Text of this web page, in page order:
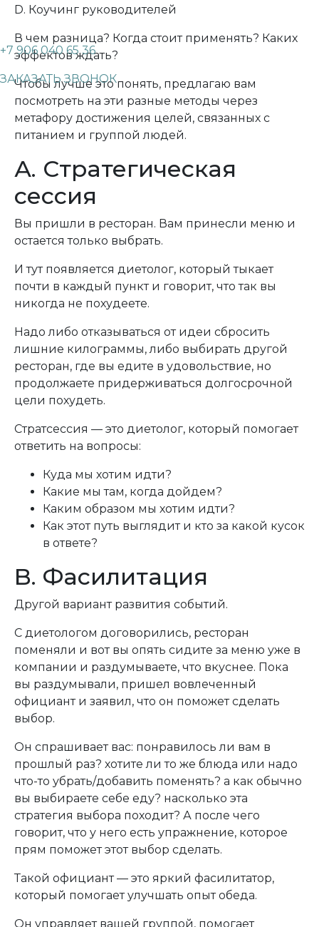
+7 906 040 65 36
ЗАКАЗАТЬ ЗВОНОК
D. Коучинг руководителей
В чем разница? Когда стоит применять? Каких
эффектов ждать?
Чтобы лучше это понять, предлагаю вам
посмотреть на эти разные методы через
метафору достижения целей, связанных с
питанием и группой людей.
А. Стратегическая
сессия
Вы пришли в ресторан. Вам принесли меню и
остается только выбрать.
И тут появляется диетолог, который тыкает
почти в каждый пункт и говорит, что так вы
никогда не похудеете.
Надо либо отказываться от идеи сбросить
лишние килограммы, либо выбирать другой
ресторан, где вы едите в удовольствие, но
продолжаете придерживаться долгосрочной
цели похудеть.
Стратсессия — это диетолог, который помогает
ответить на вопросы:
Куда мы хотим идти?
Какие мы там, когда дойдем?
Каким образом мы хотим идти?
Как этот путь выглядит и кто за какой кусок
в ответе?
B. Фасилитация
Другой вариант развития событий.
С диетологом договорились, ресторан
поменяли и вот вы опять сидите за меню уже в
компании и раздумываете, что вкуснее. Пока
вы раздумывали, пришел вовлеченный
официант и заявил, что он поможет сделать
выбор.
Он спрашивает вас: понравилось ли вам в
прошлый раз? хотите ли то же блюда или надо
что-то убрать/добавить поменять? а как обычно
вы выбираете себе еду? насколько эта
стратегия выбора походит? А после чего
говорит, что у него есть упражнение, которое
прям поможет этот выбор сделать.
Такой официант — это яркий фасилитатор,
который помогает улучшать опыт обеда.
Он управляет вашей группой, помогает